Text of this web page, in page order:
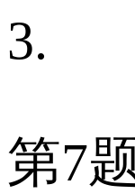
3.
第7